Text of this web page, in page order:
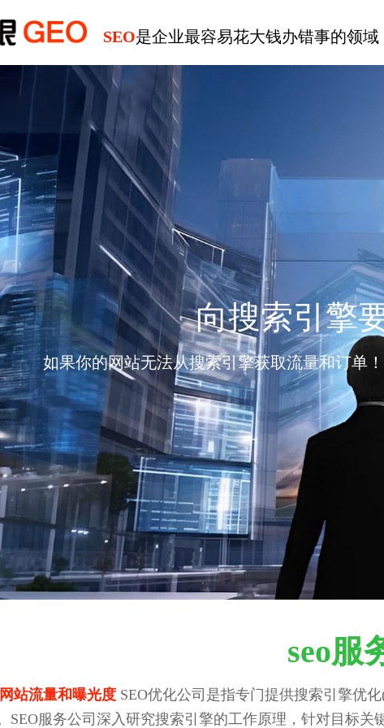
SEO是企业最容易花大钱办错事的领域
向搜索引擎
如果你的网站无法从搜索引擎获取流量和订单
seo服
站流量和曝光度SEO优化公司是指专门提供搜索引擎优
SEO服务公司深入研究搜索引擎的工作原理，针对目标